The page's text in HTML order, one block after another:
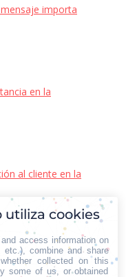
importa
en la
al cliente en la
utiliza cookies
access information on
combine and share
collected on this
some of us, or obtained